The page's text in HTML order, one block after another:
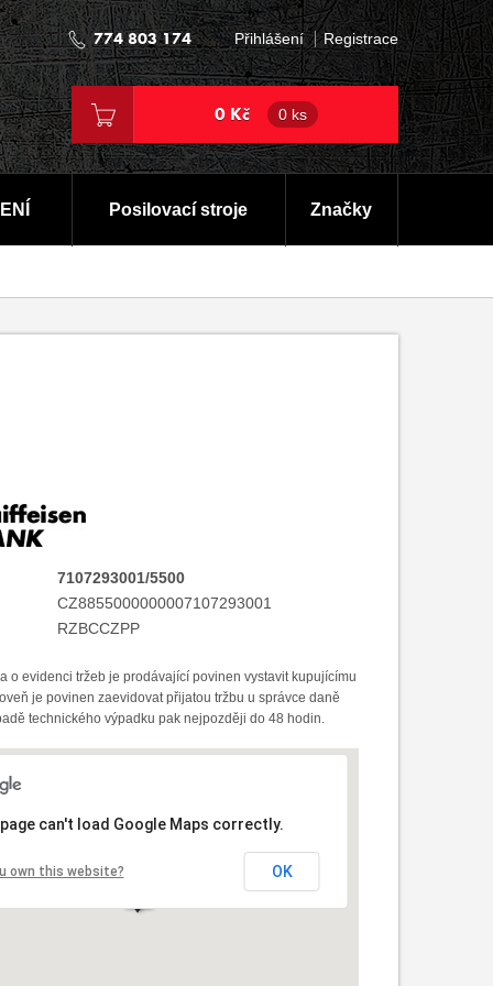
774 803 174 Přihlášení Registrace
0 Kč 0 ks
Posilovací stroje Značky
7107293001/5500
CZ8855000000007107293001
RZBCCZPP
o evidenci tržeb je prodávající povinen vystavit kupujícímu
je povinen zaevidovat přijatou tržbu u správce daně
technického výpadku pak nejpozději do 48 hodin.
can't load Google Maps correctly.
own this website? OK